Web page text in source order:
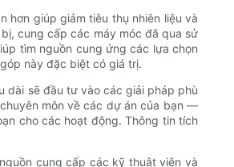
hơn giúp giảm tiêu thụ nhiên liệu và
cung cấp các máy móc đã qua sử
tìm nguồn cung ứng các lựa chọn
này đặc biệt có giá trị.
dài sẽ đầu tư vào các giải pháp phù
môn về các dự án của bạn —
cho các hoạt động. Thông tin tích
cung cấp các kỹ thuật viên và